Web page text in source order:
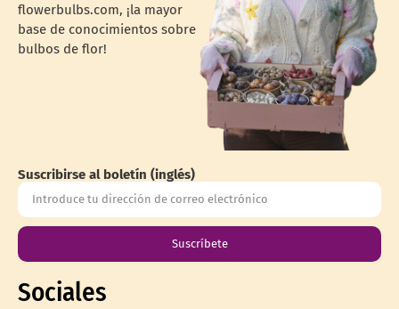
flowerbulbs.com, ¡la mayor
base de conocimientos sobre
bulbos de flor!
Suscribirse al boletín (inglés)
Suscríbete
Sociales